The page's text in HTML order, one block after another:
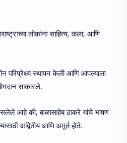
लोकांना साहित्य, कला, आणि
परिप्रेक्ष्य स्थापन केली आणि आपल्याला
साकारले.
आहे की, बाळासाहेब ठाकरे यांचे भाषण
अद्वितीय आणि अमूर्त होते.